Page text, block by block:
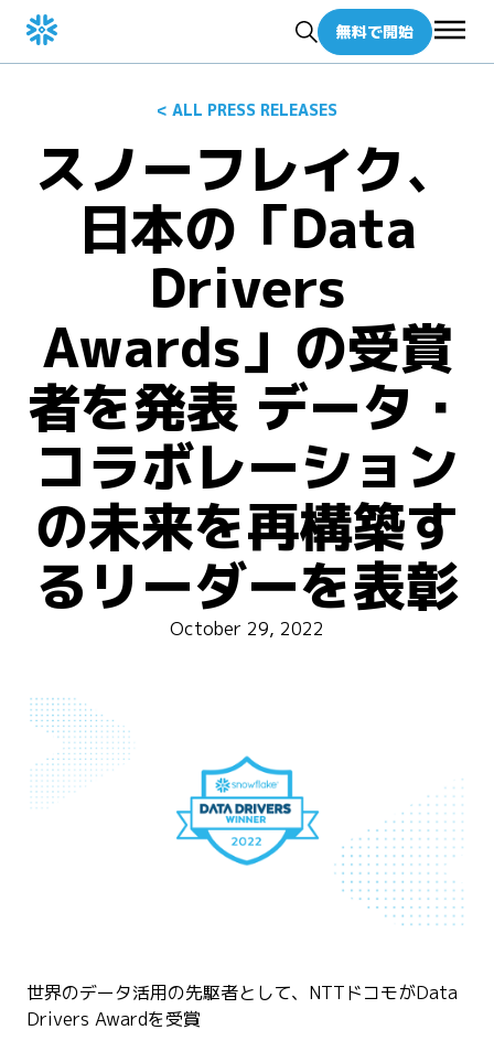
無料で開始
< ALL PRESS RELEASES
スノーフレイク、
日本の「Data
Drivers
Awards」の受賞
者を発表 データ・
コラボレーション
の未来を再構築す
るリーダーを表彰
October 29, 2022
世界のデータ活用の先駆者として、NTTドコモがData
Drivers Awardを受賞